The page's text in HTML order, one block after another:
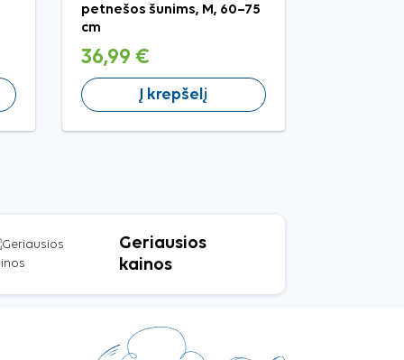
petnešos šunims, M, 60–75
cm
36,99 €
Į krepšelį
Geriausios
kainos